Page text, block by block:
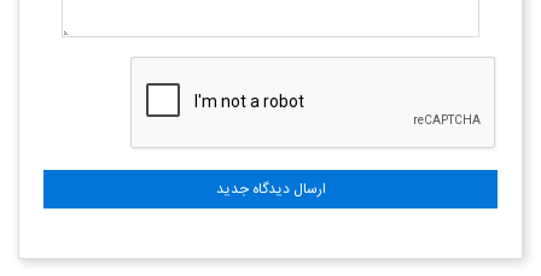
ارسال دیدگاه جدید